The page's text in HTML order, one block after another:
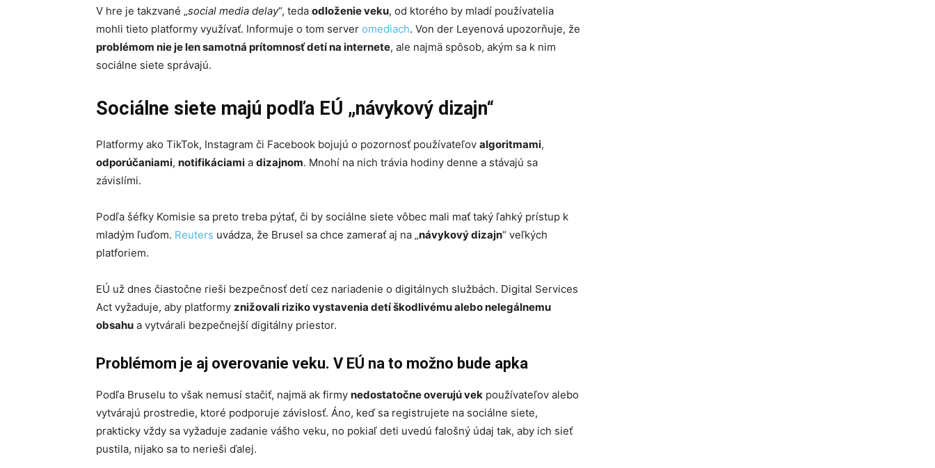
V hre je takzvané „social media delay“, teda odloženie veku, od ktorého by mladí používatelia
mohli tieto platformy využívať. Informuje o tom server omediach. Von der Leyenová upozorňuje, že
problémom nie je len samotná prítomnosť detí na internete, ale najmä spôsob, akým sa k nim
sociálne siete správajú.
Sociálne siete majú podľa EÚ „návykový dizajn“
Platformy ako TikTok, Instagram či Facebook bojujú o pozornosť používateľov algoritmami,
odporúčaniami, notifikáciami a dizajnom. Mnohí na nich trávia hodiny denne a stávajú sa
závislími.
Podľa šéfky Komisie sa preto treba pýtať, či by sociálne siete vôbec mali mať taký ľahký prístup k
mladým ľuďom. Reuters uvádza, že Brusel sa chce zamerať aj na „návykový dizajn“ veľkých
platforiem.
EÚ už dnes čiastočne rieši bezpečnosť detí cez nariadenie o digitálnych službách. Digital Services
Act vyžaduje, aby platformy znižovali riziko vystavenia detí škodlivému alebo nelegálnemu
obsahu a vytvárali bezpečnejší digitálny priestor.
Problémom je aj overovanie veku. V EÚ na to možno bude apka
Podľa Bruselu to však nemusí stačiť, najmä ak firmy nedostatočne overujú vek používateľov alebo
vytvárajú prostredie, ktoré podporuje závislosť. Áno, keď sa registrujete na sociálne siete,
prakticky vždy sa vyžaduje zadanie vášho veku, no pokiaľ deti uvedú falošný údaj tak, aby ich sieť
pustila, nijako sa to nerieši ďalej.